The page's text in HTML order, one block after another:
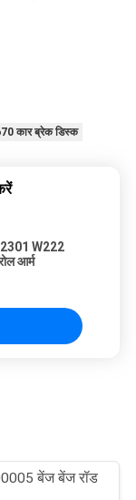
कार ब्रेक डिस्क
W222
आर्म
बेंज बेंज रॉड